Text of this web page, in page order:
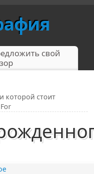
свой
которой стоит